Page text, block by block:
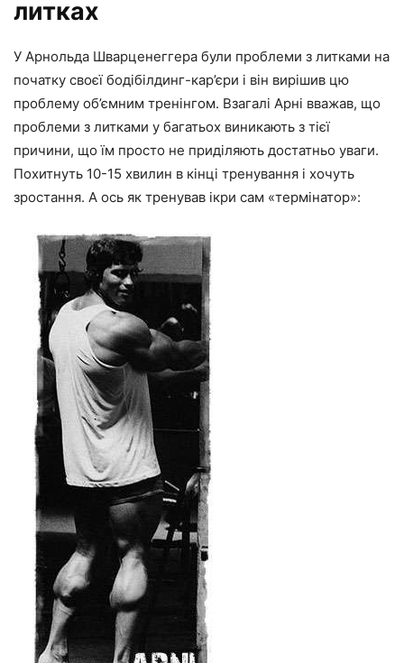
литках
У Арнольда Шварценеггера були проблеми з литками на
початку своєї бодібілдинг-кар’єри і він вирішив цю
проблему об’ємним тренінгом. Взагалі Арні вважав, що
проблеми з литками у багатьох виникають з тієї
причини, що їм просто не приділяють достатньо уваги.
Похитнуть 10-15 хвилин в кінці тренування і хочуть
зростання. А ось як тренував ікри сам «термінатор»: